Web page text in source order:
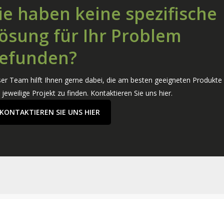
haben keine spezifische
für Ihr Problem
Team hilft Ihnen gerne dabei, die am besten geeigneten
jeweilige Projekt zu finden. Kontaktieren Sie uns hier.
KONTAKTIEREN SIE UNS HIER